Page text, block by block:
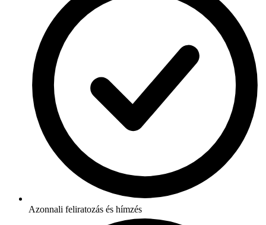
Azonnali feliratozás és hímzés